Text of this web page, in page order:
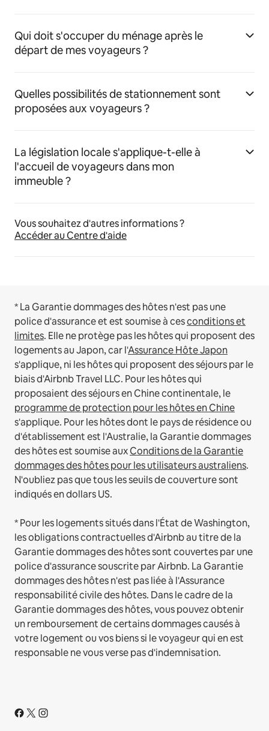
Qui doit s'occuper du ménage après le
départ de mes voyageurs ?
Quelles possibilités de stationnement sont
proposées aux voyageurs ?
La législation locale s'applique-t-elle à
l'accueil de voyageurs dans mon
immeuble ?
Vous souhaitez d'autres informations ?
Accéder au Centre d'aide
* La Garantie dommages des hôtes n'est pas une
police d'assurance et est soumise à cesconditions et
limites. Elle ne protège pas les hôtes qui proposent des
logements au Japon, car l'Assurance Hôte Japon
s'applique, ni les hôtes qui proposent des séjours par le
biais d'Airbnb Travel LLC. Pour les hôtes qui
proposaient des séjours en Chine continentale, le
programme de protection pour les hôtes en Chine
s'applique. Pour les hôtes dont le pays de résidence ou
d'établissement est l'Australie, la Garantie dommages
des hôtes est soumise auxConditions de la Garantie
dommages des hôtes pour les utilisateurs australiens.
N'oubliez pas que tous les seuils de couverture sont
indiqués en dollars US.
* Pour les logements situés dans l'État de Washington,
les obligations contractuelles d'Airbnb au titre de la
Garantie dommages des hôtes sont couvertes par une
police d'assurance souscrite par Airbnb. La Garantie
dommages des hôtes n'est pas liée à l'Assurance
responsabilité civile des hôtes. Dans le cadre de la
Garantie dommages des hôtes, vous pouvez obtenir
un remboursement de certains dommages causés à
votre logement ou vos biens si le voyageur qui en est
responsable ne vous verse pas d'indemnisation.